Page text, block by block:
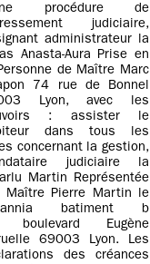
procédure de
judiciaire,
administrateur la
Anasta-Aura Prise en
de Maître Marc
74 rue de Bonnel
Lyon, avec les
: assister le
dans tous les
concernant la gestion,
judiciaire la
Martin Représentée
Maître Pierre Martin le
batiment b
boulevard Eugène
69003 Lyon. Les
des créances